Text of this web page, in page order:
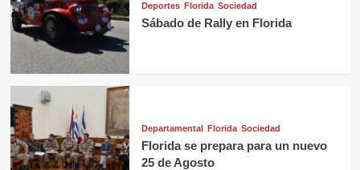
Deportes Florida Sociedad
Sábado de Rally en Florida
Departamental Florida Sociedad
Florida se prepara para un nuevo
25 de Agosto